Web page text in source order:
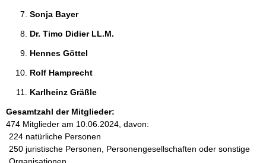
Sonja Bayer
Dr. Timo Didier LL.M.
Hennes Göttel
Rolf Hamprecht
Karlheinz Gräßle
Gesamtzahl der Mitglieder:
474 Mitglieder am 10.06.2024, davon:
224 natürliche Personen
250 juristische Personen, Personengesellschaften oder sonstige